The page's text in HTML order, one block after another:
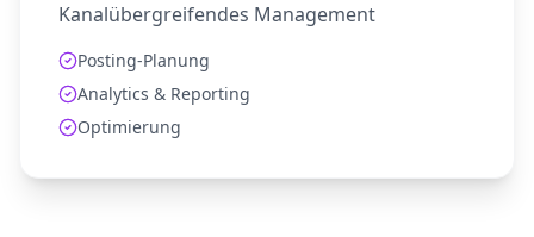
Kanalübergreifendes Management
Posting-Planung
Analytics & Reporting
Optimierung